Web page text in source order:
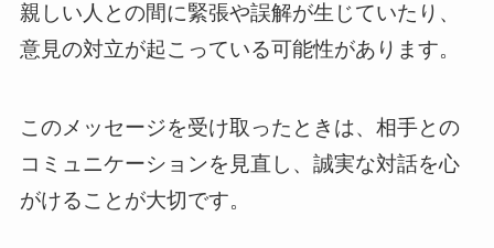
親しい人との間に緊張や誤解が生じていたり、
意見の対立が起こっている可能性があります。
このメッセージを受け取ったときは、相手との
コミュニケーションを見直し、誠実な対話を心
がけることが大切です。